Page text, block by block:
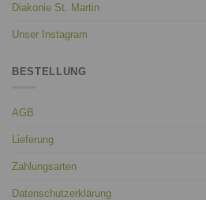
Diakonie St. Martin
Unser Instagram
BESTELLUNG
AGB
Lieferung
Zahlungsarten
Datenschutzerklärung